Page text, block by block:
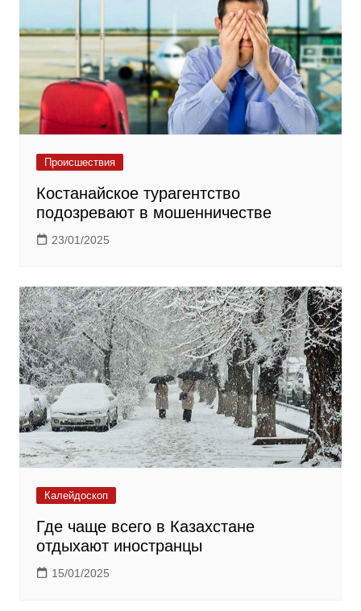
Происшествия
Костанайское турагентство
подозревают в мошенничестве
23/01/2025
Калейдоскоп
Где чаще всего в Казахстане
отдыхают иностранцы
15/01/2025